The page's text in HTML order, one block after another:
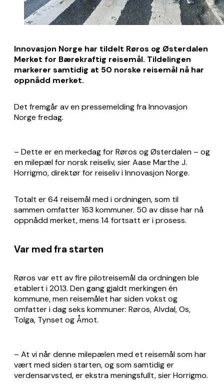
Innovasjon Norge har tildelt Røros og Østerdalen
Merket for Bærekraftig reisemål. Tildelingen
markerer samtidig at 50 norske reisemål nå har
oppnådd merket.
Det fremgår av en pressemelding fra Innovasjon
Norge fredag.
– Dette er en merkedag for Røros og Østerdalen – og
en milepæl for norsk reiseliv, sier Aase Marthe J.
Horrigmo, direktør for reiseliv i Innovasjon Norge.
Totalt er 64 reisemål med i ordningen, som til
sammen omfatter 163 kommuner. 50 av disse har nå
oppnådd merket, mens 14 fortsatt er i prosess.
Var med fra starten
Røros var ett av fire pilotreisemål da ordningen ble
etablert i 2013. Den gang gjaldt merkingen én
kommune, men reisemålet har siden vokst og
omfatter i dag seks kommuner: Røros, Alvdal, Os,
Tolga, Tynset og Åmot.
– At vi når denne milepælen med et reisemål som har
vært med siden starten, og som samtidig er
verdensarvsted, er ekstra meningsfullt, sier Horrigmo.